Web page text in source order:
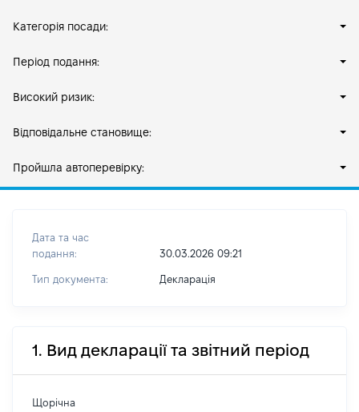
Категорія посади:
Період подання:
Високий ризик:
Відповідальне становище:
Пройшла автоперевірку:
Дата та час
подання:
30.03.2026 09:21
Тип документа: Декларація
1. Вид декларації та звітний період
Щорічна